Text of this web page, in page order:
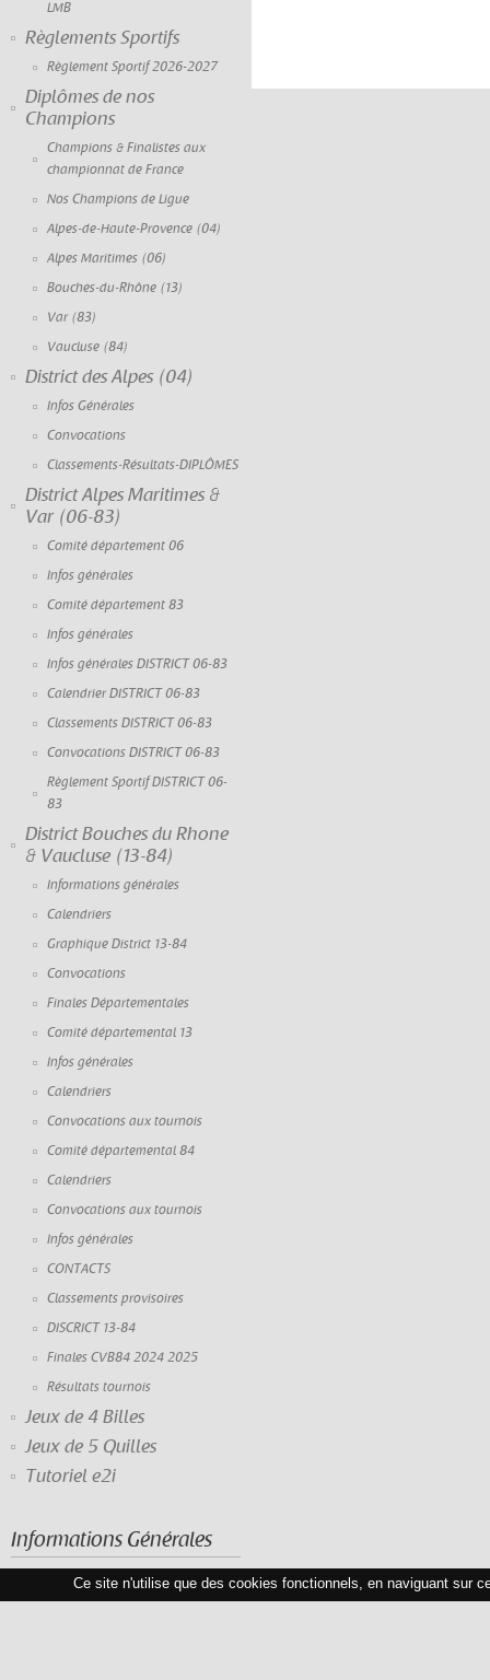
LMB
Règlements Sportifs
Règlement Sportif 2026-2027
Diplômes de nos
Champions
Champions & Finalistes aux
championnat de France
Nos Champions de Ligue
Alpes-de-Haute-Provence (04)
Alpes Maritimes (06)
Bouches-du-Rhône (13)
Var (83)
Vaucluse (84)
District des Alpes (04)
Infos Générales
Convocations
Classements-Résultats-DIPLÔMES
District Alpes Maritimes &
Var (06-83)
Comité département 06
Infos générales
Comité département 83
Infos générales
Infos générales DISTRICT 06-83
Calendrier DISTRICT 06-83
Classements DISTRICT 06-83
Convocations DISTRICT 06-83
Règlement Sportif DISTRICT 06-
83
District Bouches du Rhone
& Vaucluse (13-84)
Informations générales
Calendriers
Graphique District 13-84
Convocations
Finales Départementales
Comité départemental 13
Infos générales
Calendriers
Convocations aux tournois
Comité départemental 84
Calendriers
Convocations aux tournois
Infos générales
CONTACTS
Classements provisoires
DISCRICT 13-84
Finales CVB84 2024 2025
Résultats tournois
Jeux de 4 Billes
Jeux de 5 Quilles
Tutoriel e2i
Informations Générales
Ce site n'utilise que des cookies fonctionnels, en naviguant sur